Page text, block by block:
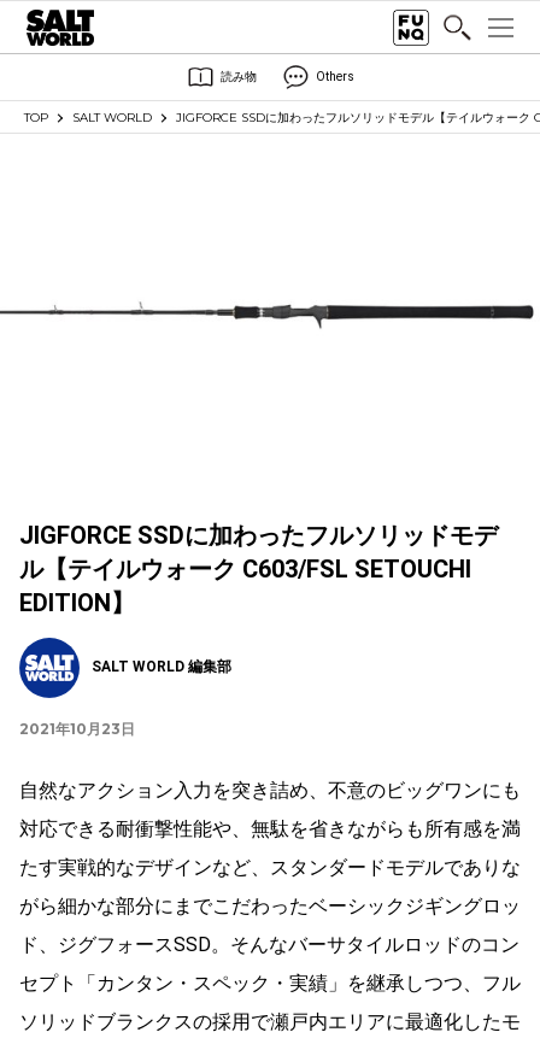
読み物 Others
TOP SALT WORLD JIGFORCE SSDに加わったフルソリッドモデル【テイルウォーク
JIGFORCE SSDに加わったフルソリッドモデ
ル【テイルウォーク C603/FSL SETOUCHI
EDITION】
SALT WORLD 編集部
2021年10月23日
自然なアクション入力を突き詰め、不意のビッグワンにも
対応できる耐衝撃性能や、無駄を省きながらも所有感を満
たす実戦的なデザインなど、スタンダードモデルでありな
がら細かな部分にまでこだわったベーシックジギングロッ
ド、ジグフォースSSD。そんなバーサタイルロッドのコン
セプト「カンタン・スペック・実績」を継承しつつ、フル
ソリッドブランクスの採用で瀬戸内エリアに最適化したモ